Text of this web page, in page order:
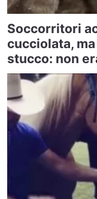
Soccorritori
cucciolata,
stucco: non